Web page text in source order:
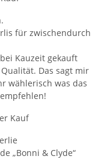
für zwischendurch
Kauzeit gekauft
Das sagt mir
wählerisch was das
Kauf
„Bonni & Clyde“